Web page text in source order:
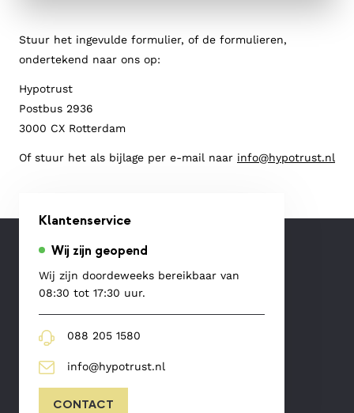
Stuur het ingevulde formulier, of de formulieren,
ondertekend naar ons op:
Hypotrust
Postbus 2936
3000 CX Rotterdam
Of stuur het als bijlage per e-mail naar info@hypotrust.nl
Klantenservice
Wij zijn geopend
Wij zijn doordeweeks bereikbaar van
08:30 tot 17:30 uur.
088 205 1580
info@hypotrust.nl
CONTACT